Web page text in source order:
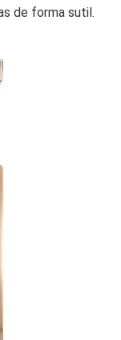
de forma sutil.